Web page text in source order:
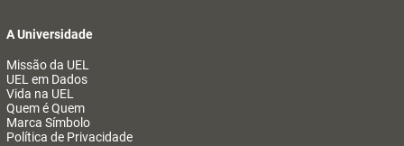
A Universidade
Missão da UEL
UEL em Dados
Vida na UEL
Quem é Quem
Marca Símbolo
Política de Privacidade